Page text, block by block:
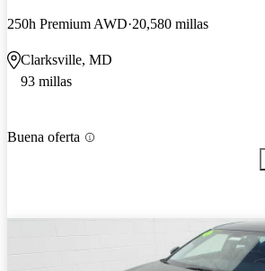
250h Premium AWD 20,580 millas
Clarksville, MD
93 millas
Buena oferta